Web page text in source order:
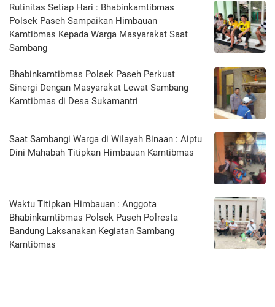
Rutinitas Setiap Hari : Bhabinkamtibmas
Polsek Paseh Sampaikan Himbauan
Kamtibmas Kepada Warga Masyarakat Saat
Sambang
Bhabinkamtibmas Polsek Paseh Perkuat
Sinergi Dengan Masyarakat Lewat Sambang
Kamtibmas di Desa Sukamantri
Saat Sambangi Warga di Wilayah Binaan : Aiptu
Dini Mahabah Titipkan Himbauan Kamtibmas
Waktu Titipkan Himbauan : Anggota
Bhabinkamtibmas Polsek Paseh Polresta
Bandung Laksanakan Kegiatan Sambang
Kamtibmas